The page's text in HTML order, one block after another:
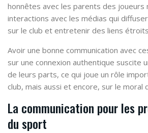
honnêtes avec les parents des joueurs
interactions avec les médias qui
sur le club et entretenir des liens
Avoir une bonne communication avec
sur une connexion authentique suscite
de leurs parts, ce qui joue un rôle
club, mais aussi et encore, sur le moral
La communication pour les
du sport